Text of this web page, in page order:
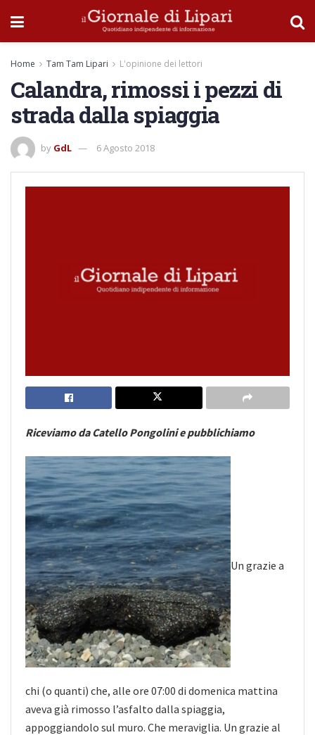
Home Tam Tam Lipari L'opinione dei lettori
Calandra, rimossi i pezzi di
strada dalla spiaggia
by GdL 6 Agosto 2018
Riceviamo da Catello Pongolini e pubblichiamo
Un grazie a
chi (o quanti) che, alle ore 07:00 di domenica mattina
aveva già rimosso l’asfalto dalla spiaggia,
appoggiandolo sul muro. Che meraviglia. Un grazie al